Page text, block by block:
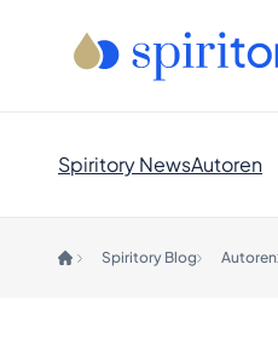
Spiritory NewsAutoren
Spiritory Blog Autoren